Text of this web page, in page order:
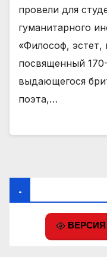
провели для
гуманитарного
«Философ, эстет,
посвященный
выдающегося
поэта,…
.